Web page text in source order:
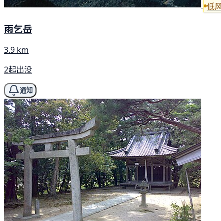
低
雨乞岳
3.9 km
2起出没
通知